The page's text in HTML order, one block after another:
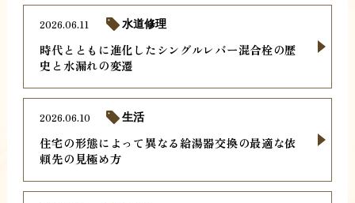
時代とともに進化したシングルレバー混合栓の歴
史と水漏れの変遷
2026.06.11 水道修理
住宅の形態によって異なる給湯器交換の最適な依
頼先の見極め方
2026.06.10 生活